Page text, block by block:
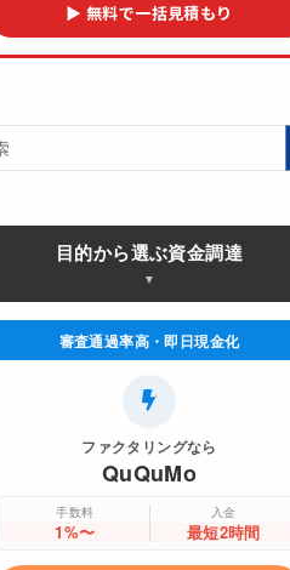
▶ 無料で一括見積もり
目的から選ぶ資金調達
審査通過率高・即日現金化
ファクタリングなら
QuQuMo
手数料
1%〜
入金
最短2時間